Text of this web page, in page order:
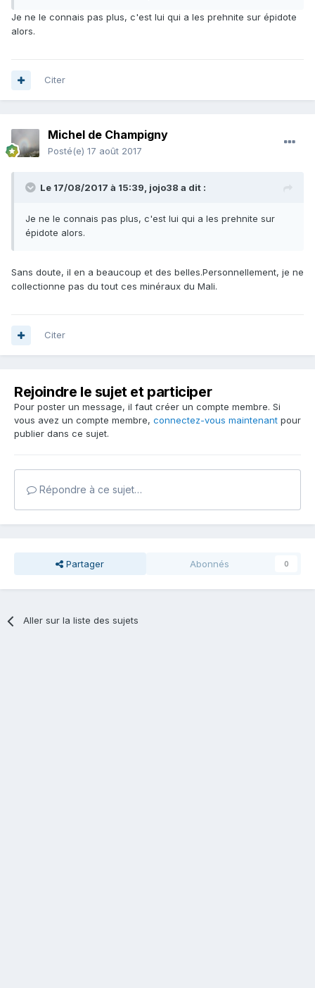
Je ne le connais pas plus, c'est lui qui a les prehnite sur épidote
alors.
Citer
Michel de Champigny
Posté(e) 17 août 2017
Le 17/08/2017 à 15:39, jojo38 a dit :
Je ne le connais pas plus, c'est lui qui a les prehnite sur
épidote alors.
Sans doute, il en a beaucoup et des belles.Personnellement, je ne
collectionne pas du tout ces minéraux du Mali.
Citer
Rejoindre le sujet et participer
Pour poster un message, il faut créer un compte membre. Si
vous avez un compte membre, connectez-vous maintenant pour
publier dans ce sujet.
Répondre à ce sujet…
Partager Abonnés 0
Aller sur la liste des sujets